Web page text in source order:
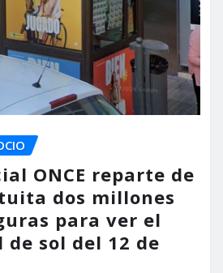
ONCE reparte de
dos millones
para ver el
sol del 12 de